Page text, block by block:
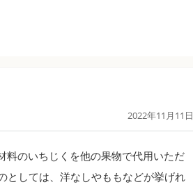
2022年11月11日
料のいちじくを他の果物で代用いただ
としては、洋なしやももなどが挙げれ